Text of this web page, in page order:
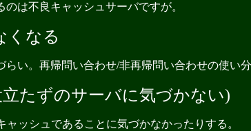
は不良キャッシュサーバですが。
くなる
い。再帰問い合わせ/非再帰問い合わせの使い
立たずのサーバに気づかない)
ッシュであることに気づかなかったりする。